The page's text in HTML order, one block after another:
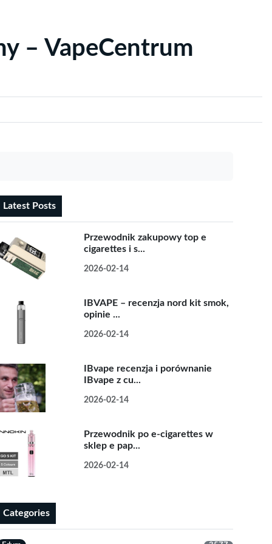
– VapeCentrum
Latest Posts
Przewodnik zakupowy top e
cigarettes i s...
2026-02-14
IBVAPE – recenzja nord kit smok,
opinie ...
2026-02-14
IBvape recenzja i porównanie
IBvape z cu...
2026-02-14
Przewodnik po e-cigarettes w
sklep e pap...
2026-02-14
Categories